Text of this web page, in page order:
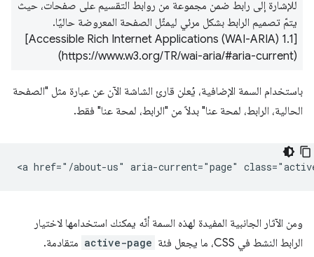
للإشارة إلى رابط ضمن مجموعة من روابط التقسيم على صفحات، حيث
يتمّ تصميم الرابط بشكل مرئي ليمثّل الصفحة المعروضة حاليًا.
[Accessible Rich Internet Applications (WAI-ARIA) 1.1]
(https://www.w3.org/TR/wai-aria/#aria-current)
باستخدام السمة الإضافية، يُعلن قارئ الشاشة الآن عن عبارة مثل "الصفحة
الحالية، الرابط، لمحة عنا" بدلاً من "الرابط، لمحة عنا" فقط.
ومن الآثار الجانبية المفيدة لهذه السمة أنّه يمكنك استخدامها لاختيار
الرابط النشط في CSS، ما يجعل فئة
active-page متقادمة.